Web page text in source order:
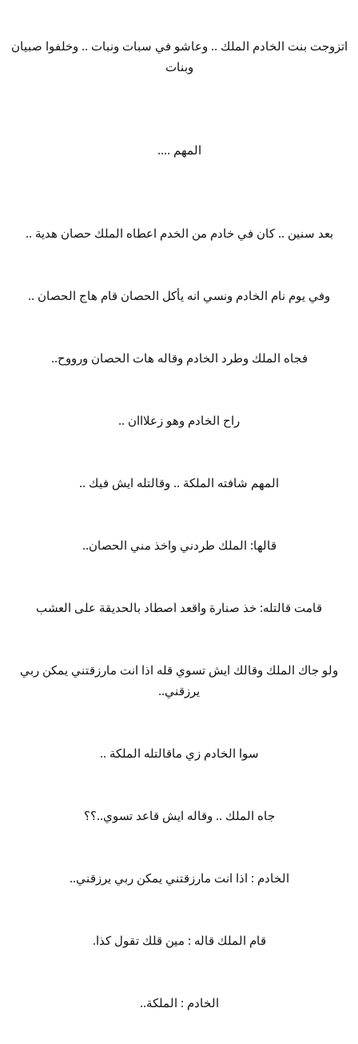
اتزوجت بنت الخادم الملك .. وعاشو في سبات ونبات .. وخلفوا صبيان
وبنات
المهم ....
بعد سنين .. كان في خادم من الخدم اعطاه الملك حصان هدية ..
وفي يوم نام الخادم ونسي انه يأكل الحصان قام هاج الحصان ..
فجاه الملك وطرد الخادم وقاله هات الحصان ورووح..
راح الخادم وهو زعلااان ..
المهم شافته الملكة .. وقالتله ايش فيك ..
قالها: الملك طردني واخذ مني الحصان..
قامت قالتله: خذ صنارة واقعد اصطاد بالحديقة على العشب
ولو جاك الملك وقالك ايش تسوي قله اذا انت مارزقتني يمكن ربي
يرزقني..
سوا الخادم زي ماقالتله الملكة ..
جاه الملك .. وقاله ايش قاعد تسوي..؟؟
الخادم : اذا انت مارزقتني يمكن ربي يرزقني..
قام الملك قاله : مين قلك تقول كذا.
الخادم : الملكة..